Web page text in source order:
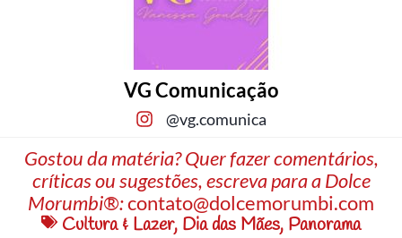
VG Comunicação
@vg.comunica
Gostou da matéria? Quer fazer comentários,
críticas ou sugestões, escreva para a Dolce
Morumbi®:contato@dolcemorumbi.com
Cultura & Lazer, Dia das Mães, Panorama